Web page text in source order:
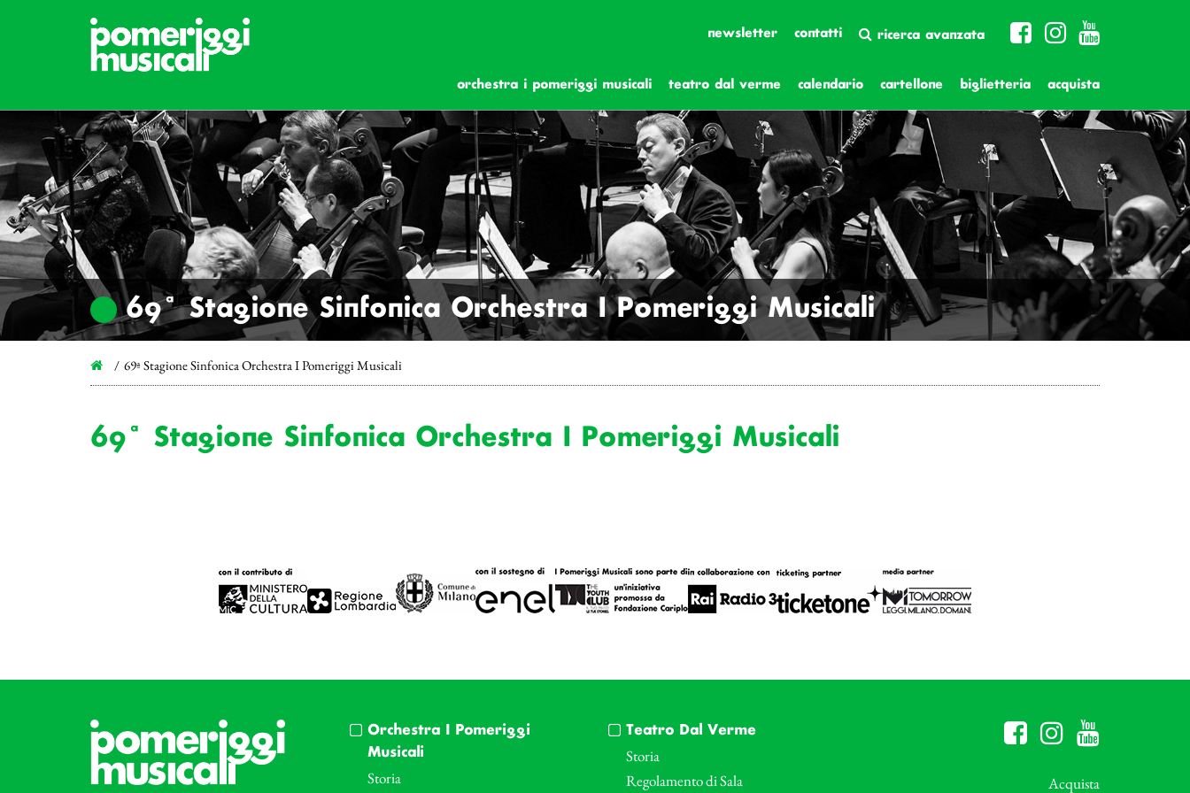
newsletter contatti ricerca avanzata
orchestra i pomeriggi musicali teatro dal verme calendario cartellone biglietteria acquista
69ª Stagione Sinfonica Orchestra I Pomeriggi Musicali
69ª Stagione Sinfonica Orchestra I Pomeriggi Musicali
69ª Stagione Sinfonica Orchestra I Pomeriggi Musicali
Orchestra I Pomeriggi
Musicali
Storia
Teatro Dal Verme
Storia
Regolamento di Sala
Acquista